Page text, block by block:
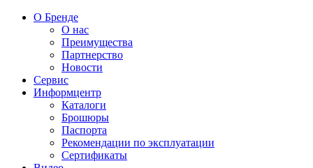
О Бренде
О нас
Преимущества
Партнерство
Новости
Сервис
Информцентр
Каталоги
Брошюры
Паспорта
Рекомендации по эксплуатации
Сертификаты